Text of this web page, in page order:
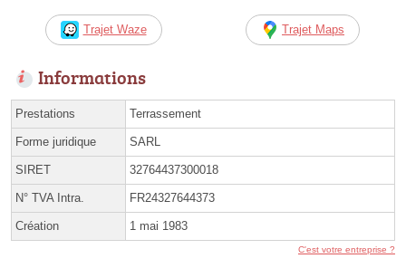
Trajet Waze Trajet Maps
Informations
Prestations Terrassement
Forme juridique SARL
SIRET 32764437300018
N° TVA Intra. FR24327644373
Création 1 mai 1983
C'est votre entreprise ?